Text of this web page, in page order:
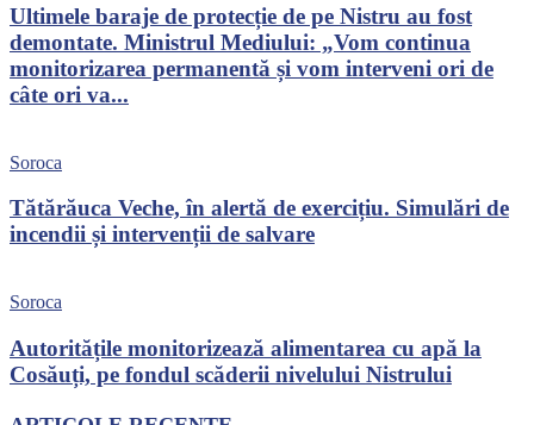
Ultimele baraje de protecție de pe Nistru au fost
demontate. Ministrul Mediului: „Vom continua
monitorizarea permanentă și vom interveni ori de
câte ori va...
Soroca
Tătărăuca Veche, în alertă de exercițiu. Simulări de
incendii și intervenții de salvare
Soroca
Autoritățile monitorizează alimentarea cu apă la
Cosăuți, pe fondul scăderii nivelului Nistrului